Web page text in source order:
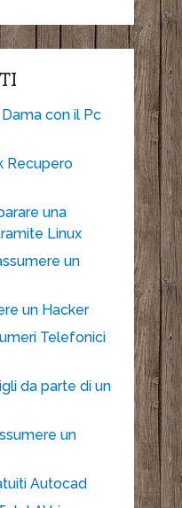
con il Pc
Recupero
una
Linux
un
un Hacker
Telefonici
da parte di un
un
Autocad